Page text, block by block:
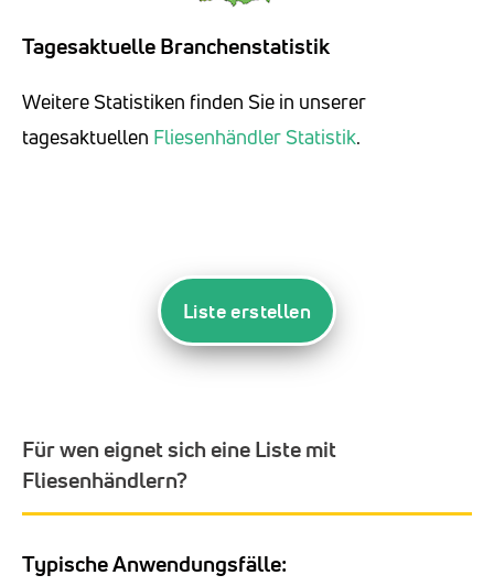
Tagesaktuelle Branchenstatistik
Weitere Statistiken finden Sie in unserer
tagesaktuellen Fliesenhändler Statistik.
Liste erstellen
Für wen eignet sich eine Liste mit
Fliesenhändlern?
Typische Anwendungsfälle: